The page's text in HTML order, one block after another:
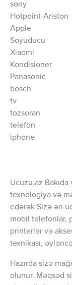
sony
Hotpoint-Ariston
Apple
Soyuducu
Xiaomi
Kondisioner
Panasonic
bosch
tv
tozsoran
telefon
iphone
Ucuzu.az
texnologiya və
edərək Sizə ən
mobil telefonlar,
printerlər və
texnikası,
Hazırda sizə
olunur. Məqsəd